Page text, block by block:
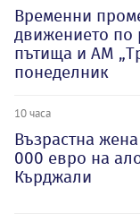
Временни
движението по
пътища и АМ
понеделник
10 часа
Възрастна
000 евро на
Кърджали